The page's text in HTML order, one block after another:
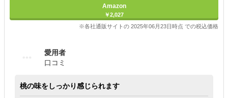
Amazon
￥2,027
※各社通販サイトの 2025年06月23日時点 での税込価格
愛用者
口コミ
桃の味をしっかり感じられます